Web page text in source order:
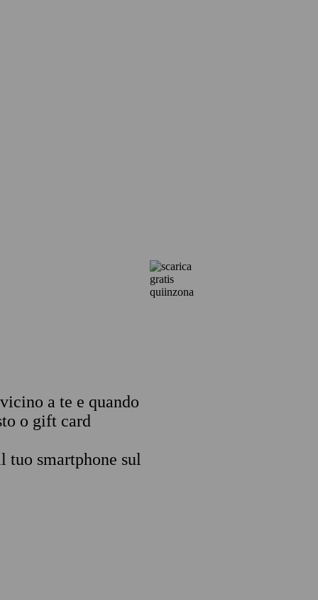
a te e quando
o gift card
tuo smartphone sul